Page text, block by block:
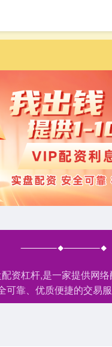
资杠杆,是一家提供网
靠、优质便捷的交易